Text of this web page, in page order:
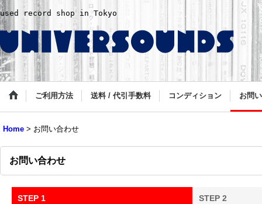
used record shop in Tokyo
ご利用方法 送料 / 代引手数料 コンディション お問
Home > お問い合わせ
お問い合わせ
STEP 1 STEP 2